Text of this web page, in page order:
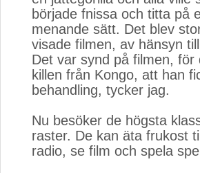
började fnissa och titta på
menande sätt. Det blev
visade filmen, av hänsyn
Det var synd på filmen,
killen från Kongo, att han
behandling, tycker jag.
Nu besöker de högsta
raster. De kan äta frukost
radio, se film och spela